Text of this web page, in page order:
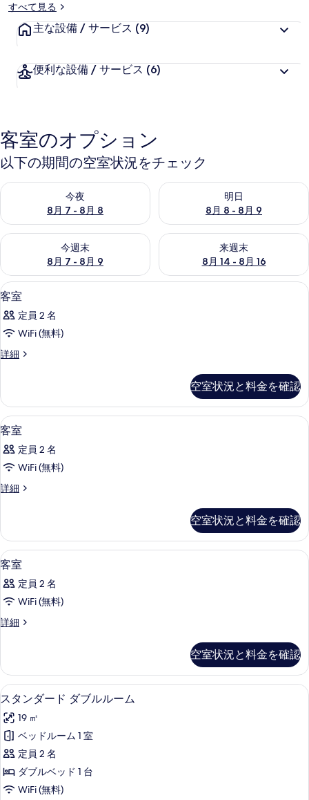
すべて見る
主な設備 / サービス (9)
便利な設備 / サービス (6)
客室のオプション
以下の期間の空室状況をチェック
今夜
8月 7 - 8月 8
今夜 8月 7 - 8月 8 の空室状況をチェック
明日
8月 8 - 8月 9
明日 8月 8 - 8月 9 の空室状況
今週末
8月 7 - 8月 9
今週末 8月 7 - 8月 9 の空室状況をチェック
来週末
8月 14 - 8月 16
来週末 8月 14 - 8月 16 の空室
客
室
の
べ
の
写
真
を
表
示
ミニバー、遮光カーテン、防音設備
5
客室
定員 2 名
WiFi (無料)
詳細
客
細
空室状況と料金を確認
客
室
の
べ
の
写
真
を
表
示
ミニバー、遮光カーテン、防音設備
7
客室
定員 2 名
WiFi (無料)
詳細
客
細
空室状況と料金を確認
客
室
の
べ
の
写
真
を
表
示
す
る
ミニバー、遮光カーテン、防音設備
9
客室
定員 2 名
WiFi (無料)
詳細
客
細
空室状況と料金を確認
ス
タ
ン
ダ
ー
ド
スタンダード ダブルルーム | ミニバ
5
スタンダード ダブルルーム
19 ㎡
ベッドルーム 1 室
定員 2 名
ダブルベッド 1 台
WiFi (無料)